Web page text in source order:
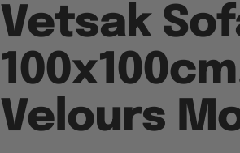
Vetsak
Velours